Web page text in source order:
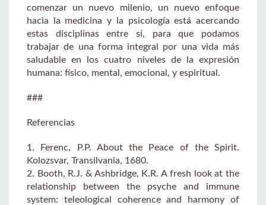
comenzar un nuevo milenio, un nuevo enfoque
hacia la medicina y la psicología está acercando
estas disciplinas entre sí, para que podamos
trabajar de una forma integral por una vida más
saludable en los cuatro niveles de la expresión
humana: físico, mental, emocional, y espiritual.
###
Referencias
1. Ferenc, P.P. About the Peace of the Spirit.
Kolozsvar, Transilvania, 1680.
2. Booth, R.J. & Ashbridge, K.R. A fresh look at the
relationship between the psyche and immune
system: teleological coherence and harmony of